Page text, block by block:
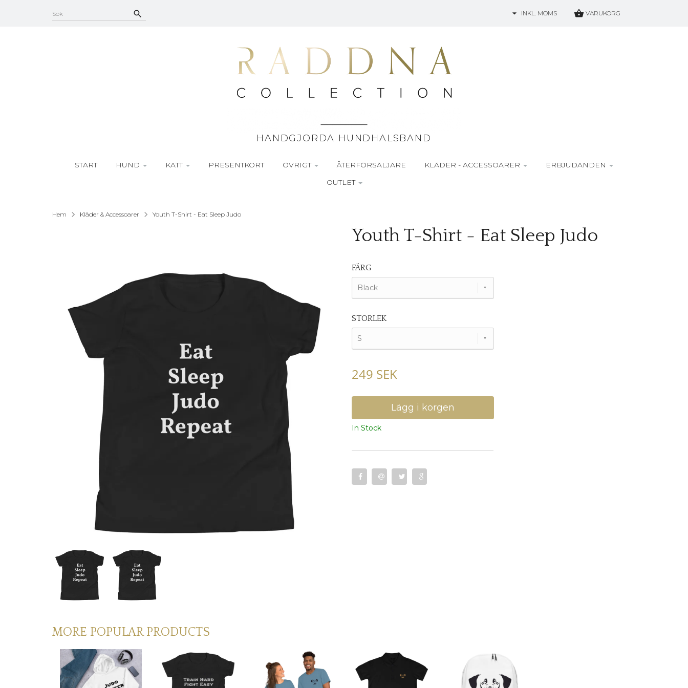
INKL. MOMS VARUKORG
HANDGJORDA HUNDHALSBAND
START HUND KATT PRESENTKORT ÖVRIGT ÅTERFÖRSÄLJARE KLÄDER - ACCESSOARER
ERBJUDANDEN
OUTLET
Hem Kläder & Accessoarer Youth T-Shirt - Eat Sleep Judo
Youth T-Shirt - Eat Sleep Judo
FÄRG
Black
STORLEK
S
249 SEK
In Stock
MORE POPULAR PRODUCTS